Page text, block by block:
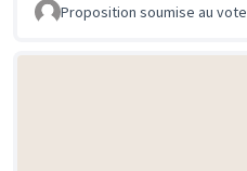
Proposition soumise au vote